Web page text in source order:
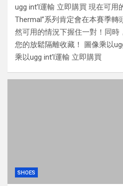
ugg int’l運輸 立即購買 現在可用
Thermal”系列肯定會在本賽季轉
然可用的情況下握住一對！同時
您的放鬆隔離收藏！ 圖像乘以
乘以ugg int’l運輸 立即購買
SHOES